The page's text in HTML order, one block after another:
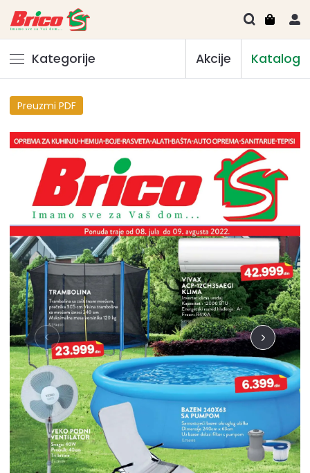
Kategorije Akcije Katalog
Preuzmi PDF